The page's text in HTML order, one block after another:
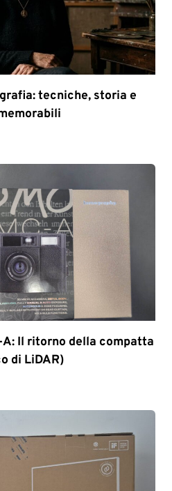
tecniche, storia e
A: Il ritorno della compatta
di LiDAR)